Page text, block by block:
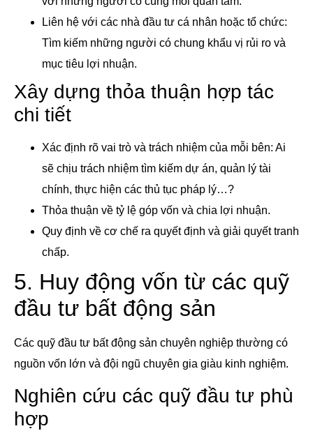
Liên hệ với các nhà đầu tư cá nhân hoặc tổ chức:
Tìm kiếm những người có chung khẩu vị rủi ro và
mục tiêu lợi nhuận.
Xây dựng thỏa thuận hợp tác
chi tiết
Xác định rõ vai trò và trách nhiệm của mỗi bên: Ai
sẽ chịu trách nhiệm tìm kiếm dự án, quản lý tài
chính, thực hiện các thủ tục pháp lý…?
Thỏa thuận về tỷ lệ góp vốn và chia lợi nhuận.
Quy định về cơ chế ra quyết định và giải quyết tranh
chấp.
5. Huy động vốn từ các quỹ
đầu tư bất động sản
Các quỹ đầu tư bất động sản chuyên nghiệp thường có
nguồn vốn lớn và đội ngũ chuyên gia giàu kinh nghiệm.
Nghiên cứu các quỹ đầu tư phù
hợp